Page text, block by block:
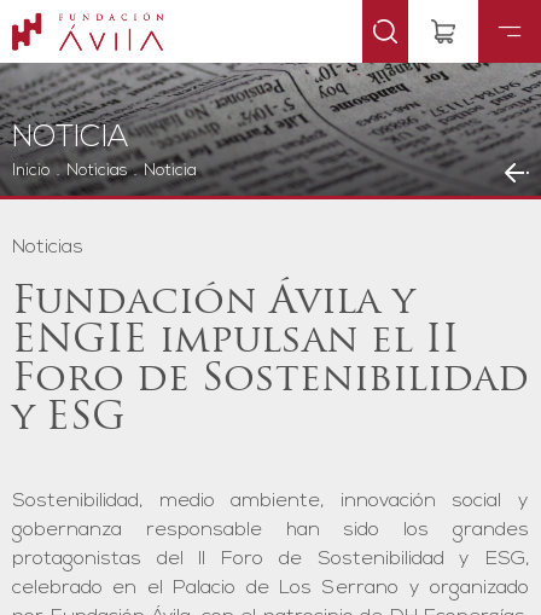
NOTICIA
Inicio . Noticias . Noticia
Noticias
Fundación Ávila y
ENGIE impulsan el II
Foro de Sostenibilidad
y ESG
Sostenibilidad, medio ambiente, innovación social y
gobernanza responsable han sido los grandes
protagonistas del II Foro de Sostenibilidad y ESG,
celebrado en el Palacio de Los Serrano y organizado